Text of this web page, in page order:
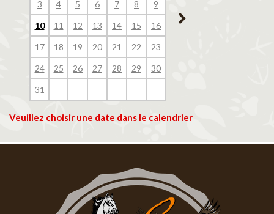
3 4 5 6 7 8 9
10 11 12 13 14 15 16
17 18 19 20 21 22 23
24 25 26 27 28 29 30
31
14
Veuillez choisir une date dans le calendrier